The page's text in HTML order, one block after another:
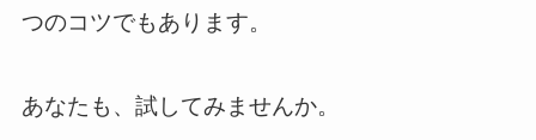
つのコツでもあります。
あなたも、試してみませんか。